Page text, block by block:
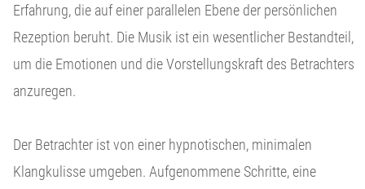
Erfahrung, die auf einer parallelen Ebene der persönlichen
Rezeption beruht. Die Musik ist ein wesentlicher Bestandteil,
um die Emotionen und die Vorstellungskraft des Betrachters
anzuregen.
Der Betrachter ist von einer hypnotischen, minimalen
Klangkulisse umgeben. Aufgenommene Schritte, eine